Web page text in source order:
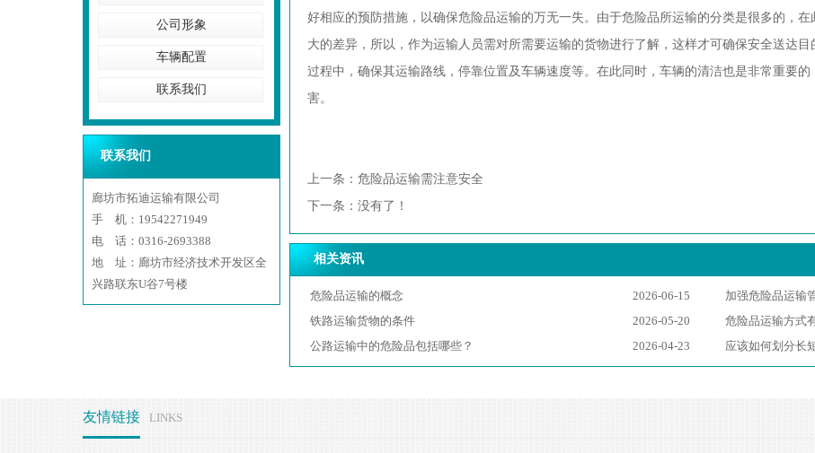
公司形象
车辆配置
联系我们
联系我们
廊坊市拓迪运输有限公司
手 机：19542271949
电 话：0316-2693388
地 址：廊坊市经济技术开发区全
兴路联东U谷7号楼
好相应的预防措施，以确保危险品运输的万无一失。由于危险品所运输的分类是很多的，
大的差异，所以，作为运输人员需对所需要运输的货物进行了解，这样才可确保安全送达
过程中，确保其运输路线，停靠位置及车辆速度等。在此同时，车辆的清洁也是非常重要
害。
上一条： 危险品运输需注意安全
下一条：没有了！
相关资讯
2026-06-15
危险品运输的概念
加强危险品运输
2026-05-20
铁路运输货物的条件
危险品运输方式
2026-04-23
公路运输中的危险品包括哪些？ 应该如何划分长
友情链接 LINKS